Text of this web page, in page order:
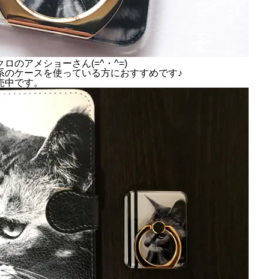
ロのアメショーさん(=^・^=)
ケースを使っている方におすすめです♪
です。